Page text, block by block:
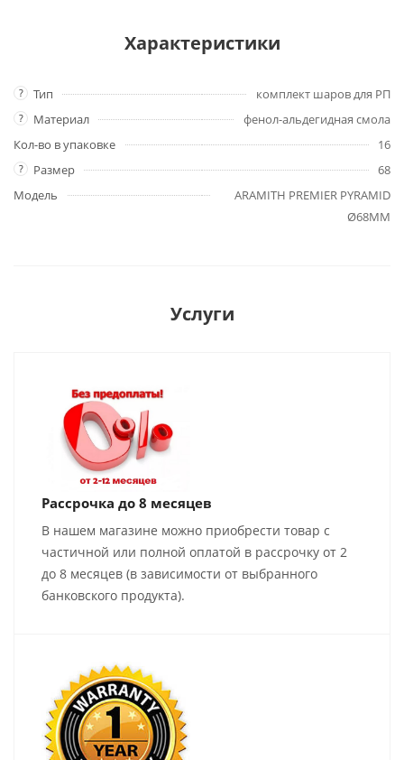
Характеристики
? Тип комплект шаров для РП
? Материал
фенол-альдегидная смола
Кол-во в упаковке
16
? Размер
68
Модель
ARAMITH PREMIER PYRAMID
Ø68ММ
Услуги
Рассрочка до 8 месяцев
В нашем магазине можно приобрести товар с
частичной или полной оплатой в рассрочку от 2
до 8 месяцев (в зависимости от выбранного
банковского продукта).